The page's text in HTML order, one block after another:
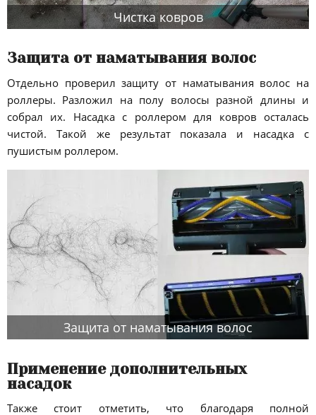
Чистка ковров
Защита от наматывания волос
Отдельно проверил защиту от наматывания волос на
роллеры. Разложил на полу волосы разной длины и
собрал их. Насадка с роллером для ковров осталась
чистой. Такой же результат показала и насадка с
пушистым роллером.
Защита от наматывания волос
Применение дополнительных
насадок
Также стоит отметить, что благодаря полной